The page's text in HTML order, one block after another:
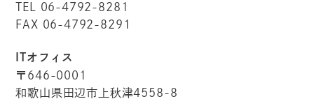
TEL 06-4792-8281
FAX 06-4792-8291
ITオフィス
〒646-0001
和歌山県田辺市上秋津4558-8